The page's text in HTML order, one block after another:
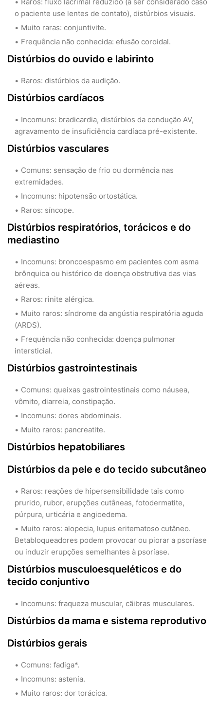
o paciente use lentes de contato), distúrbios visuais.
Muito raras: conjuntivite.
Frequência não conhecida: efusão coroidal.
Distúrbios do ouvido e labirinto
Raros: distúrbios da audição.
Distúrbios cardíacos
Incomuns: bradicardia, distúrbios da condução AV,
agravamento de insuficiência cardíaca pré-existente.
Distúrbios vasculares
Comuns: sensação de frio ou dormência nas
extremidades.
Incomuns: hipotensão ortostática.
Raros: síncope.
Distúrbios respiratórios, torácicos e do
mediastino
Incomuns: broncoespasmo em pacientes com asma
brônquica ou histórico de doença obstrutiva das vias
aéreas.
Raros: rinite alérgica.
Muito raros: síndrome da angústia respiratória aguda
(ARDS).
Frequência não conhecida: doença pulmonar
intersticial.
Distúrbios gastrointestinais
Comuns: queixas gastrointestinais como náusea,
vômito, diarreia, constipação.
Incomuns: dores abdominais.
Muito raros: pancreatite.
Distúrbios hepatobiliares
Distúrbios da pele e do tecido subcutâneo
Raros: reações de hipersensibilidade tais como
prurido, rubor, erupções cutâneas, fotodermatite,
púrpura, urticária e angioedema.
Muito raros: alopecia, lupus eritematoso cutâneo.
Betabloqueadores podem provocar ou piorar a psoríase
ou induzir erupções semelhantes à psoríase.
Distúrbios musculoesqueléticos e do
tecido conjuntivo
Incomuns: fraqueza muscular, cãibras musculares.
Distúrbios da mama e sistema reprodutivo
Distúrbios gerais
Comuns: fadiga*.
Incomuns: astenia.
Muito raros: dor torácica.